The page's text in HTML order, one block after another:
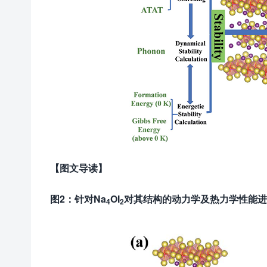
【图文导读】
图2： 针对Na4OI2对其结构的动力学及热力学性能